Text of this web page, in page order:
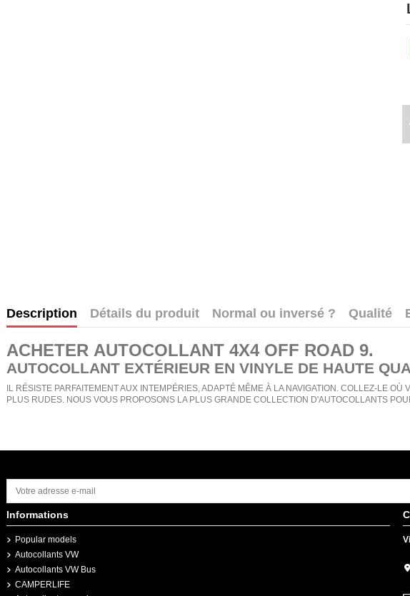
Description Détails du produit Normal ou inversé ? Qualité
ACHETER AUTOCOLLANT 4X4 OFF ROAD 9.
AUTOCOLLANT EXTÉRIEUR EN VINYLE DE HAUTE
IL RÉSISTE PARFAITEMENT AUX INTEMPÉRIES, ADAPTÉ MÊME À LA NAVIGATION. COLLEZ-LE
PLUS RUDES. NOUS VOUS PROPOSONS LA PLUS GRANDE COLLECTION D'AUTOCOLLANTS
Informations
Popular models
Autocollants VW
Autocollants VW Bus
CAMPERLIFE